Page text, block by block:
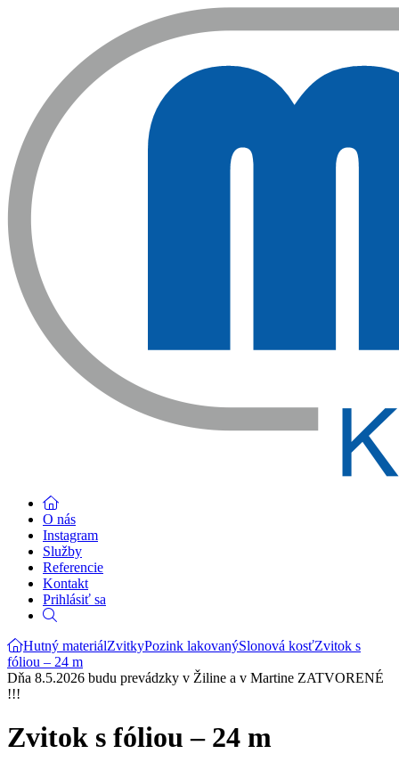
O nás
Instagram
Služby
Referencie
Kontakt
Prihlásiť sa
Hutný materiálZvitkyPozink lakovanýSlonová kosťZvitok s
fóliou – 24 m
Dňa 8.5.2026 budu prevádzky v Žiline a v Martine ZATVORENÉ
!!!
Zvitok s fóliou – 24 m